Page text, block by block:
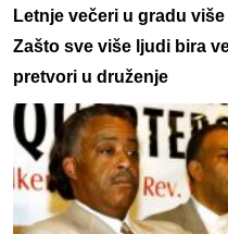
Letnje večeri u gradu
Zašto sve više ljudi bira
pretvori u druženje